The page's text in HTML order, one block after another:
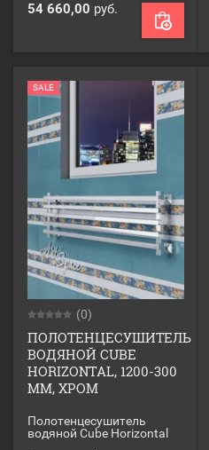
54 660,00 руб.
SALE
(0)
ПОЛОТЕНЦЕСУШИТЕЛЬ
ВОДЯНОЙ CUBE
HORIZONTAL, 1200-300
ММ, ХРОМ
Полотенцесушитель
водяной Cube Horizontal